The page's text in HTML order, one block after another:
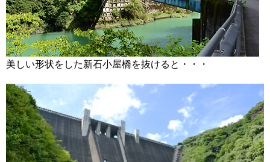
美しい形状をした新石小屋橋を抜けると・・・